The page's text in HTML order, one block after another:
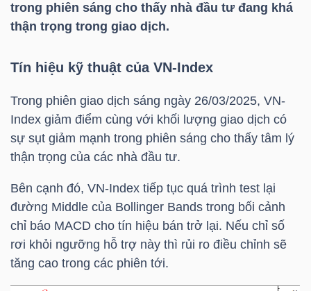
trong phiên sáng cho thấy nhà đầu tư đang khá
thận trọng trong giao dịch.
Tín hiệu kỹ thuật của VN-Index
Trong phiên giao dịch sáng ngày 26/03/2025, VN-
Index giảm điểm cùng với khối lượng giao dịch có
sự sụt giảm mạnh trong phiên sáng cho thấy tâm lý
thận trọng của các nhà đầu tư.
Bên cạnh đó, VN-Index tiếp tục quá trình test lại
đường Middle của Bollinger Bands trong bối cảnh
chỉ báo MACD cho tín hiệu bán trở lại. Nếu chỉ số
rơi khỏi ngưỡng hỗ trợ này thì rủi ro điều chỉnh sẽ
tăng cao trong các phiên tới.
BẤT
SẢN
TÀI
CHÍNH
HÀNG
HÓA